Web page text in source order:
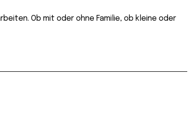
Ob mit oder ohne Familie, ob kleine oder